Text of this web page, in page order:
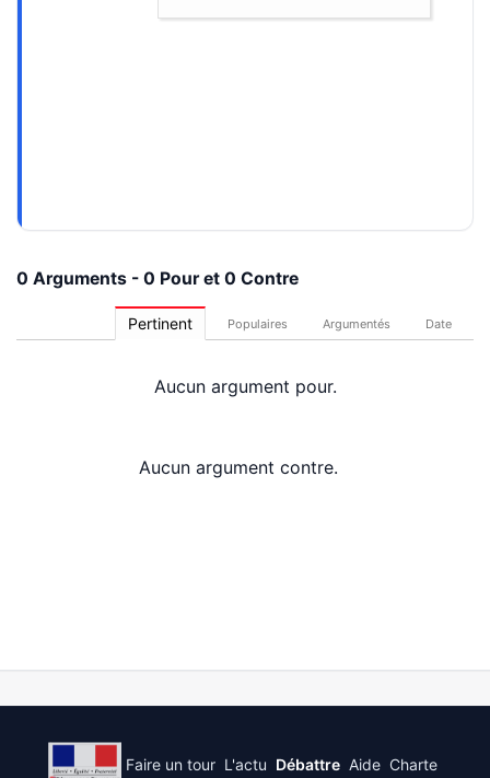
0 Arguments - 0 Pour et 0 Contre
Pertinent Populaires Argumentés Date
Aucun argument pour.
Aucun argument contre.
Faire un tour L'actu Débattre Aide Charte